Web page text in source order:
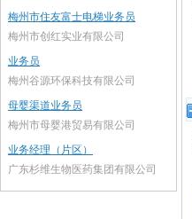
梅州市住友富士电梯业务员
梅州市创红实业有限公司
业务员
梅州谷源环保科技有限公司
母婴渠道业务员
梅州市母婴港贸易有限公司
业务经理（片区）
广东杉维生物医药集团有限公司